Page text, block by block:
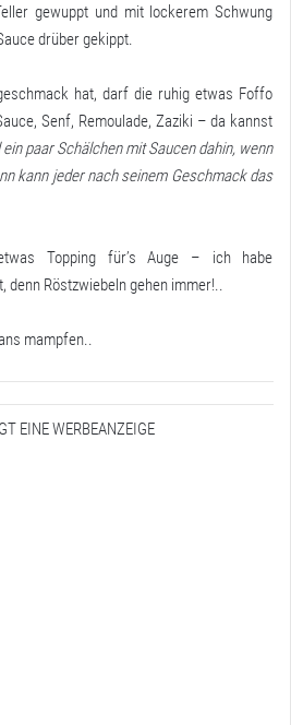
gewuppt und mit lockerem Schwung
drüber gekippt.
hat, darf die ruhig etwas Foffo
Senf, Remoulade, Zaziki – da kannst
paar Schälchen mit Saucen dahin, wenn
kann jeder nach seinem Geschmack das
Topping für’s Auge – ich habe
denn Röstzwiebeln gehen immer!..
mampfen..
EINE WERBEANZEIGE